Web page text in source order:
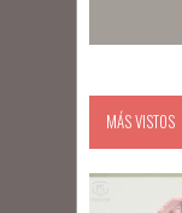
MÁS VISTOS